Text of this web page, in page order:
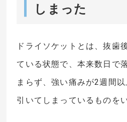
しまった
ドライソケットとは、抜歯
ている状態で、本来数日で
まらず、強い痛みが2週間
引いてしまっているものを